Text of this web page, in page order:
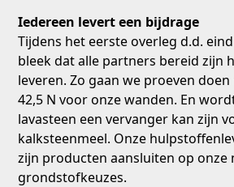
Iedereen levert een bijdrage
Tijdens het eerste overleg d.d.
bleek dat alle partners bereid zijn
leveren. Zo gaan we proeven doen
42,5 N voor onze wanden. En
lavasteen een vervanger kan zijn
kalksteenmeel. Onze
zijn producten aansluiten op onze
grondstofkeuzes.